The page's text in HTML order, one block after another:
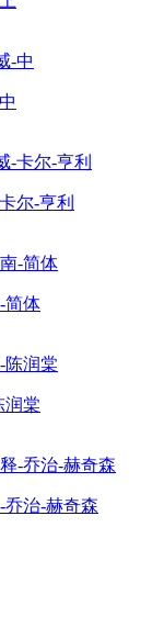
尔-亨利
简体
润棠
治-赫奇森